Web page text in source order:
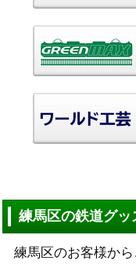
練馬区の鉄道グッ
練馬区のお客様か